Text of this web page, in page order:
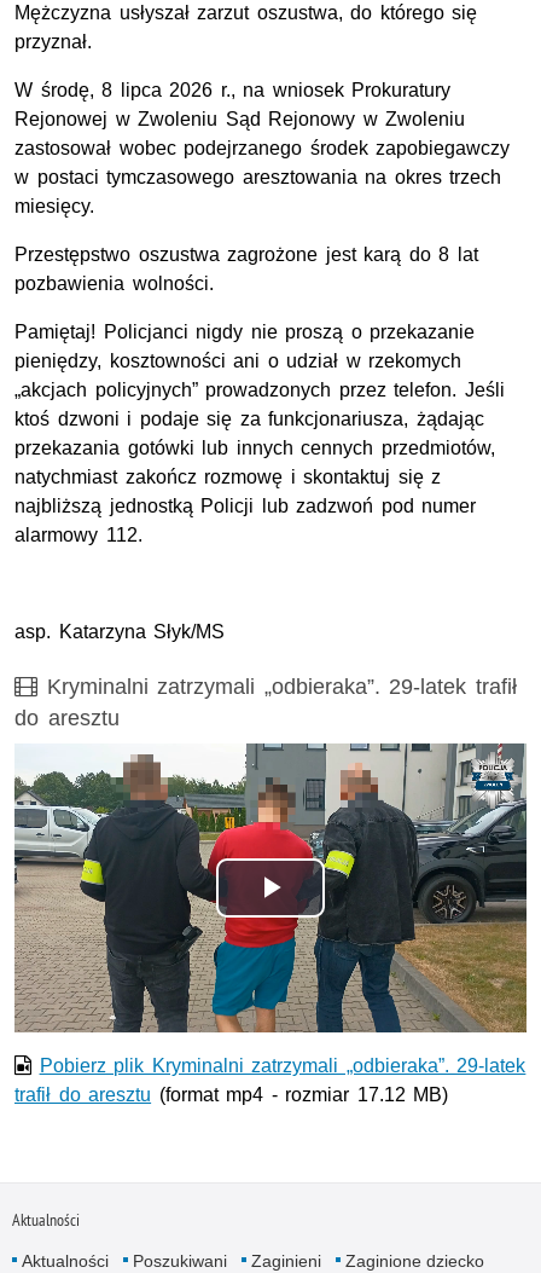
Mężczyzna usłyszał zarzut oszustwa, do którego się
przyznał.
W środę, 8 lipca 2026 r., na wniosek Prokuratury
Rejonowej w Zwoleniu Sąd Rejonowy w Zwoleniu
zastosował wobec podejrzanego środek zapobiegawczy
w postaci tymczasowego aresztowania na okres trzech
miesięcy.
Przestępstwo oszustwa zagrożone jest karą do 8 lat
pozbawienia wolności.
Pamiętaj! Policjanci nigdy nie proszą o przekazanie
pieniędzy, kosztowności ani o udział w rzekomych
„akcjach policyjnych” prowadzonych przez telefon. Jeśli
ktoś dzwoni i podaje się za funkcjonariusza, żądając
przekazania gotówki lub innych cennych przedmiotów,
natychmiast zakończ rozmowę i skontaktuj się z
najbliższą jednostką Policji lub zadzwoń pod numer
alarmowy 112.
asp. Katarzyna Słyk/MS
Film
Kryminalni zatrzymali „odbieraka”. 29-latek trafił
do aresztu
Odtwórz
wideo
Pobierz plik Kryminalni zatrzymali „odbieraka”. 29-latek
trafił do aresztu (format mp4 - rozmiar 17.12 MB)
Aktualności
Aktualności Poszukiwani Zaginieni
Zaginione dziecko